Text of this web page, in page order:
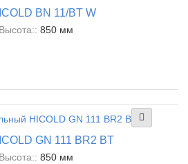
BN 11/BT W
Высота:: 850 мм
GN 111 BR2 BT
Высота:: 850 мм